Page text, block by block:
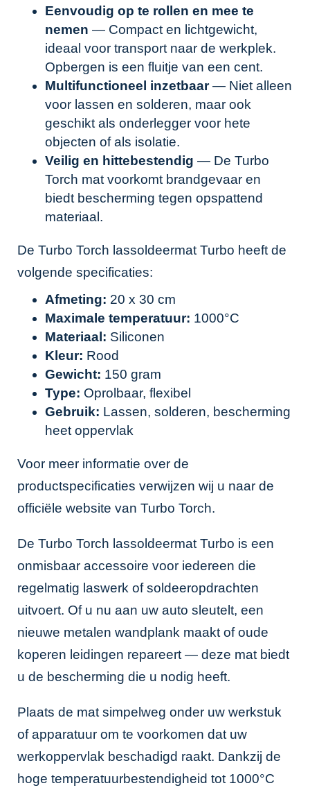
Eenvoudig op te rollen en mee te
nemen — Compact en lichtgewicht,
ideaal voor transport naar de werkplek.
Opbergen is een fluitje van een cent.
Multifunctioneel inzetbaar— Niet alleen
voor lassen en solderen, maar ook
geschikt als onderlegger voor hete
objecten of als isolatie.
Veilig en hittebestendig — De Turbo
Torch mat voorkomt brandgevaar en
biedt bescherming tegen opspattend
materiaal.
De Turbo Torch lassoldeermat Turbo heeft de
volgende specificaties:
Afmeting: 20 x 30 cm
Maximale temperatuur: 1000°C
Materiaal: Siliconen
Kleur: Rood
Gewicht: 150 gram
Type: Oprolbaar, flexibel
Gebruik: Lassen, solderen, bescherming
heet oppervlak
Voor meer informatie over de
productspecificaties verwijzen wij u naar de
officiële website van Turbo Torch.
De Turbo Torch lassoldeermat Turbo is een
onmisbaar accessoire voor iedereen die
regelmatig laswerk of soldeeropdrachten
uitvoert. Of u nu aan uw auto sleutelt, een
nieuwe metalen wandplank maakt of oude
koperen leidingen repareert — deze mat biedt
u de bescherming die u nodig heeft.
Plaats de mat simpelweg onder uw werkstuk
of apparatuur om te voorkomen dat uw
werkoppervlak beschadigd raakt. Dankzij de
hoge temperatuurbestendigheid tot 1000°C